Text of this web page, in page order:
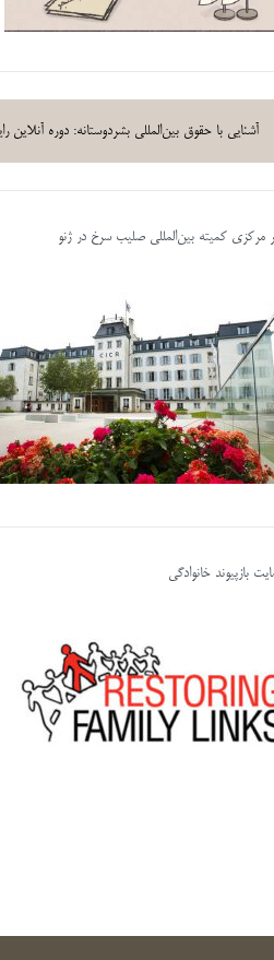
آشنایی با حقوق بین‌المللی بشردوستانه: دوره آنلاین
مرکزی کمیته بین‌المللی صلیب سرخ در ژنو
بازپیوند خانوادگی